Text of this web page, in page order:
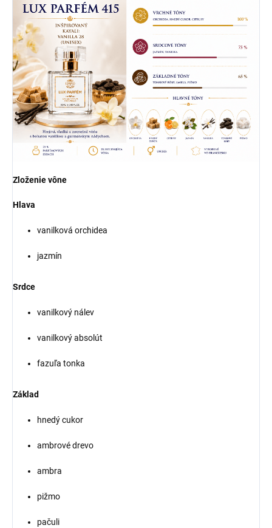
Zloženie vône
Hlava
vanilková orchidea
jazmín
Srdce
vanilkový nálev
vanilkový absolút
fazuľa tonka
Základ
hnedý cukor
ambrové drevo
ambra
pižmo
pačuli